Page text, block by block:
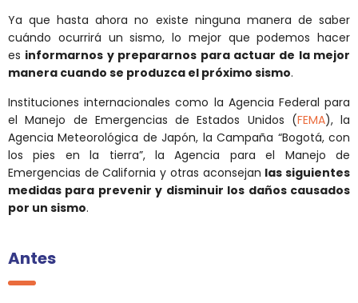
Ya que hasta ahora no existe ninguna manera de saber
cuándo ocurrirá un sismo, lo mejor que podemos hacer
es informarnos y prepararnos para actuar de la mejor
manera cuando se produzca el próximo sismo.
Instituciones internacionales como la Agencia Federal para
el Manejo de Emergencias de Estados Unidos (FEMA), la
Agencia Meteorológica de Japón, la Campaña “Bogotá, con
los pies en la tierra”, la Agencia para el Manejo de
Emergencias de California y otras aconsejan las siguientes
medidas para prevenir y disminuir los daños causados
por un sismo.
Antes